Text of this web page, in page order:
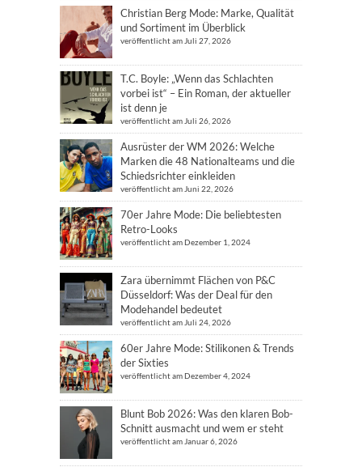
Christian Berg Mode: Marke, Qualität
und Sortiment im Überblick
veröffentlicht am Juli 27, 2026
T.C. Boyle: „Wenn das Schlachten
vorbei ist“ – Ein Roman, der aktueller
ist denn je
veröffentlicht am Juli 26, 2026
Ausrüster der WM 2026: Welche
Marken die 48 Nationalteams und die
Schiedsrichter einkleiden
veröffentlicht am Juni 22, 2026
70er Jahre Mode: Die beliebtesten
Retro-Looks
veröffentlicht am Dezember 1, 2024
Zara übernimmt Flächen von P&C
Düsseldorf: Was der Deal für den
Modehandel bedeutet
veröffentlicht am Juli 24, 2026
60er Jahre Mode: Stilikonen & Trends
der Sixties
veröffentlicht am Dezember 4, 2024
Blunt Bob 2026: Was den klaren Bob-
Schnitt ausmacht und wem er steht
veröffentlicht am Januar 6, 2026